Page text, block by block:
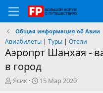
Общая информация об Азии
Авиабилеты | Туры | Отели
Аэропрт Шанхая -
в город
А
Ясик
Д15 Мар 2020